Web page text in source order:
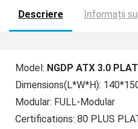
Descriere Informații
Model: NGDP ATX 3.0
Dimensions(L*W*H):
Modular: FULL-Modular
Certifications: 80 PLUS